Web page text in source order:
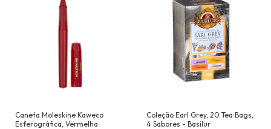
Caneta Moleskine Kaweco
Esferográfica, Vermelha
Coleção Earl Grey, 20 Tea Bags,
4 Sabores - Basilur